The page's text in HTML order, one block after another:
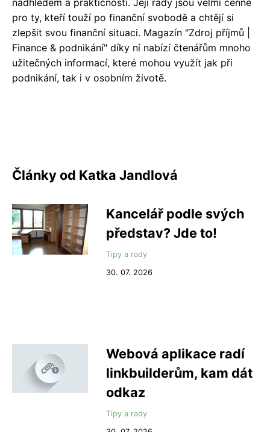
nadhledem a praktičností. Její rady jsou velmi cenné
pro ty, kteří touží po finanční svobodě a chtějí si
zlepšit svou finanční situaci. Magazín "Zdroj příjmů |
Finance & podnikání" díky ní nabízí čtenářům mnoho
užitečných informací, které mohou využít jak při
podnikání, tak i v osobním životě.
Články od Katka Jandlová
Kancelář podle svých
představ? Jde to!
Tipy a rady
30. 07. 2026
Webová aplikace radí
linkbuilderům, kam dát
odkaz
Tipy a rady